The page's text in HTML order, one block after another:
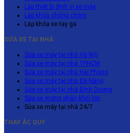
Lắp thiết bị định vị xe máy
Lắp khóa chống chộm
Lắp khóa xe tay ga
SỬA XE TẠI NHÀ
Sửa xe máy tại nhà Hà Nội
Sửa xe máy tại nhà TPHCM
Sửa xe máy tại nhà Hải Phòng
Sửa xe máy tại nhà Đà Nẵng
Sửa xe máy tại nhà Bình Dương
Sửa xe motor phân khối lớn
Sửa xe máy tại nhà 24/7
THAY ẮC QUY